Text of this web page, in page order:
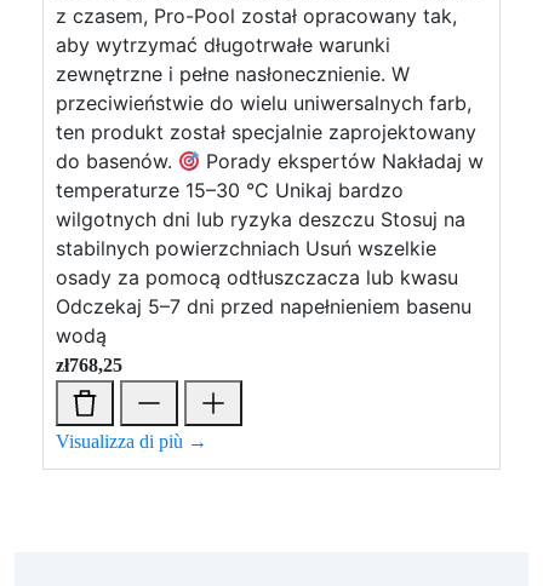
z czasem, Pro-Pool został opracowany tak,
aby wytrzymać długotrwałe warunki
zewnętrzne i pełne nasłonecznienie. W
przeciwieństwie do wielu uniwersalnych farb,
ten produkt został specjalnie zaprojektowany
do basenów.
Porady ekspertów Nakładaj w
temperaturze 15–30 °C Unikaj bardzo
wilgotnych dni lub ryzyka deszczu Stosuj na
stabilnych powierzchniach Usuń wszelkie
osady za pomocą odtłuszczacza lub kwasu
Odczekaj 5–7 dni przed napełnieniem basenu
wodą
zł768,25
Visualizza di più →